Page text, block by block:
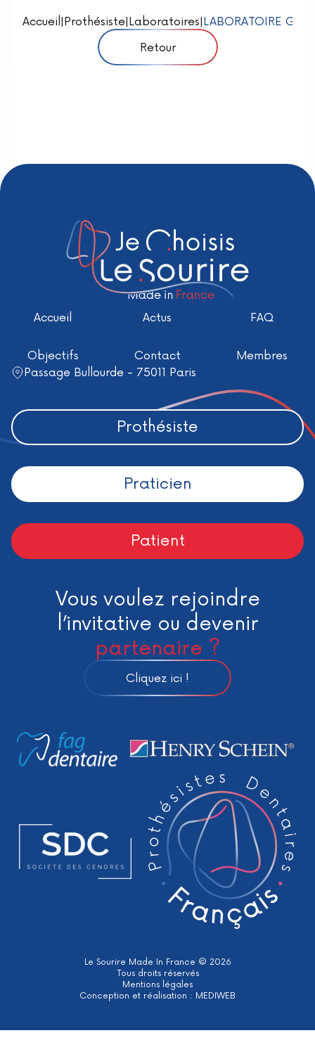
Accueil Prothésiste Laboratoires LABORATOIRE
Retour
Accueil Actus FAQ
Objectifs Contact
Membres
Passage Bullourde - 75011 Paris
Prothésiste
Praticien
Patient
Vous voulez rejoindre
l’invitative ou devenir
partenaire ?
Cliquez ici !
Le Sourire Made In France © 2026
Tous droits réservés
Mentions légales
Conception et réalisation : MEDIWEB